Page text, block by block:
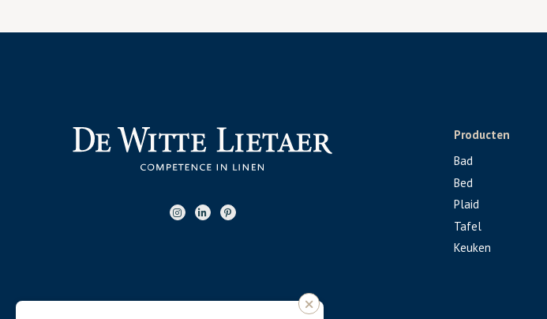
Producten
Bad
Bed
Plaid
Tafel
Keuken